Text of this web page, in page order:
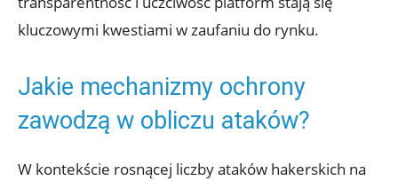
kluczowymi​ kwestiami⁢ w zaufaniu​ do rynku.
Jakie mechanizmy ochrony
⁤zawodzą w obliczu ataków?
W kontekście rosnącej liczby ataków hakerskich na